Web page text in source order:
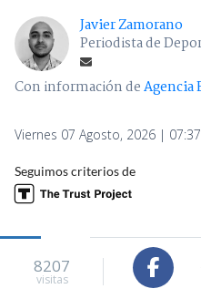
Javier Zamorano
Periodista de
Con información deAgencia
Viernes 07 Agosto, 2026 | 07:37
Seguimos criterios de
8207
visitas